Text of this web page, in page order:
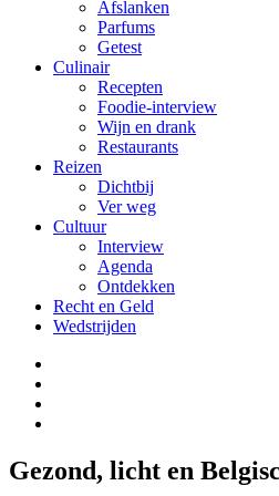
Afslanken
Parfums
Getest
Culinair
Recepten
Foodie-interview
Wijn en drank
Restaurants
Reizen
Dichtbij
Ver weg
Cultuur
Interview
Agenda
Ontdekken
Recht en Geld
Wedstrijden
Gezond, licht en